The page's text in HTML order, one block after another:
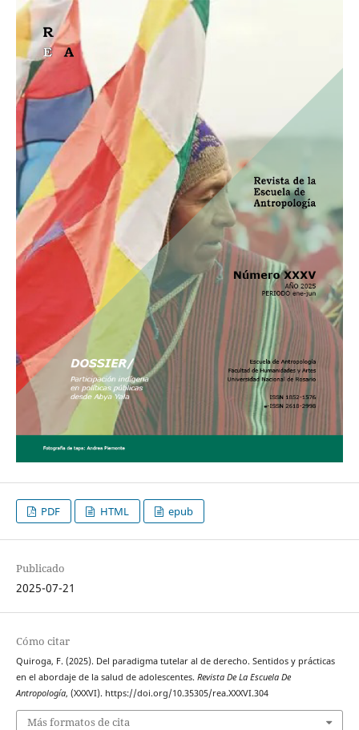
PDF HTML epub
Publicado
2025-07-21
Cómo citar
Quiroga, F. (2025). Del paradigma tutelar al de derecho. Sentidos y prácticas
en el abordaje de la salud de adolescentes. Revista De La Escuela De
Antropología, (XXXVI). https://doi.org/10.35305/rea.XXXVI.304
Más formatos de cita